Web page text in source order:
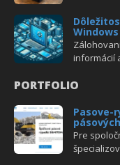
Windows
informácií
PORTFOLIO
Pasove-
Pre